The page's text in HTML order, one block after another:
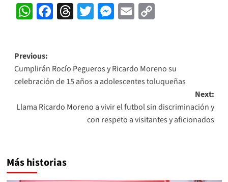
WhatsApp
Facebook
Threads
Twitter
Messenger
EmailCopy
Post
navigation
Previous:
Cumplirán Rocío Pegueros y Ricardo Moreno su
celebración de 15 años a adolescentes toluqueñas
Next:
Llama Ricardo Moreno a vivir el futbol sin discriminación y
con respeto a visitantes y aficionados
Más historias